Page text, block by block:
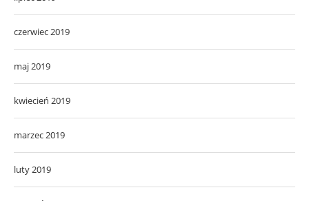
czerwiec 2019
maj 2019
kwiecień 2019
marzec 2019
luty 2019